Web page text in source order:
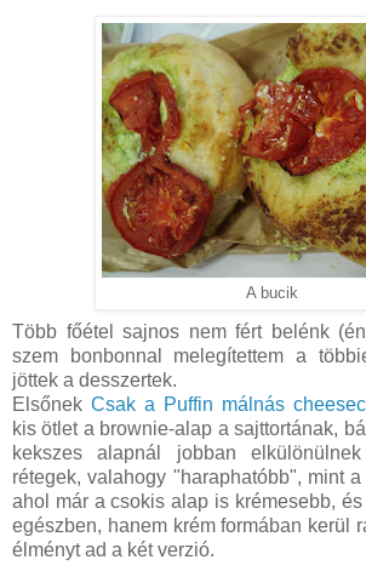
A bucik
Több főétel sajnos nem fért belénk
szem bonbonnal melegítettem a
jöttek a desszertek.
Elsőnek Csak a Puffin málnás
kis ötlet a brownie-alap a sajttortának,
kekszes alapnál jobban
rétegek, valahogy "haraphatóbb", mint
ahol már a csokis alap is krémesebb,
egészben, hanem krém formában kerül
élményt ad a két verzió.